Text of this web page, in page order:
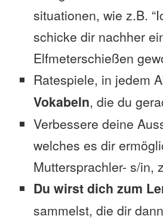
situationen, wie z.B.
schicke dir nachher
Elfmeterschießen
Ratespiele, in jedem
Vokabeln, die du
Verbessere deine
welches es dir
Muttersprachler- s/in,
Du wirst dich zum
sammelst, die dir